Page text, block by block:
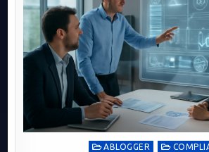
PostedABLOGGER